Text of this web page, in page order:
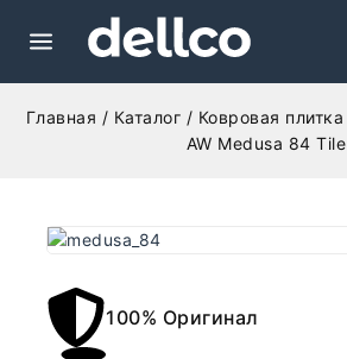
Главная / Каталог / Ковровая плитка
AW Medusa 84 Tile
100% Оригинал